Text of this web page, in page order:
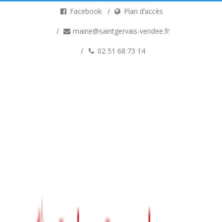
Facebook Plan d’accès
mairie@saintgervais-vendee.fr
02 51 68 73 14